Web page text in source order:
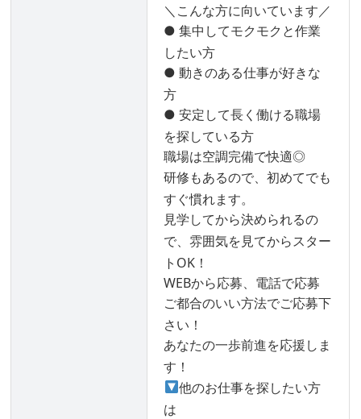
＼こんな方に向いています／
● 集中してモクモクと作業
したい方
● 動きのある仕事が好きな
方
● 安定して長く働ける職場
を探している方
職場は空調完備で快適◎
研修もあるので、初めてでも
すぐ慣れます。
見学してから決められるの
で、雰囲気を見てからスター
トOK！
WEBから応募、電話で応募
ご都合のいい方法でご応募下
さい！
あなたの一歩前進を応援しま
す！
他のお仕事を探したい方
は